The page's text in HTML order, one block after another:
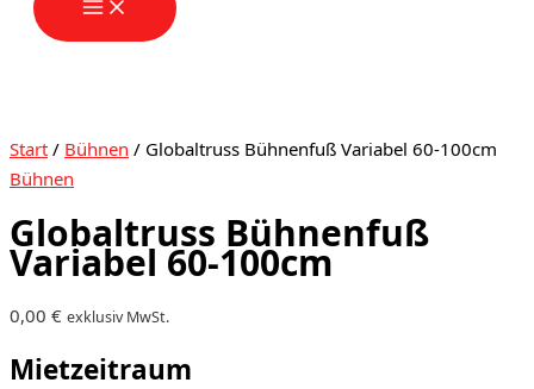
Start / Bühnen / Globaltruss Bühnenfuß Variabel 60-100cm
Bühnen
Globaltruss Bühnenfuß
Variabel 60-100cm
0,00 € exklusiv MwSt.
Mietzeitraum